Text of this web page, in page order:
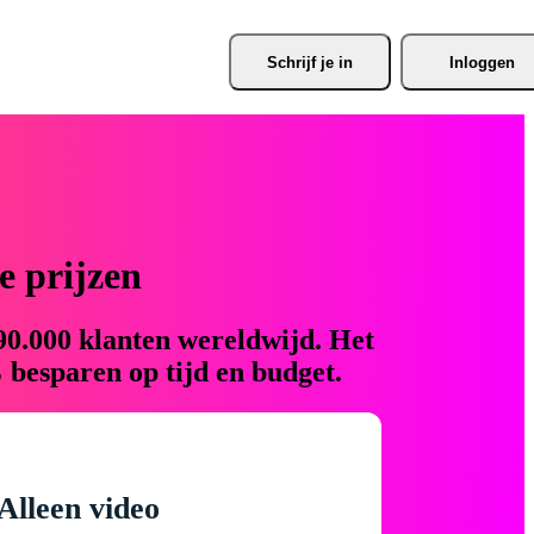
Schrijf je in Inloggen
prijzen
klanten wereldwijd. Het
op tijd en budget.
video